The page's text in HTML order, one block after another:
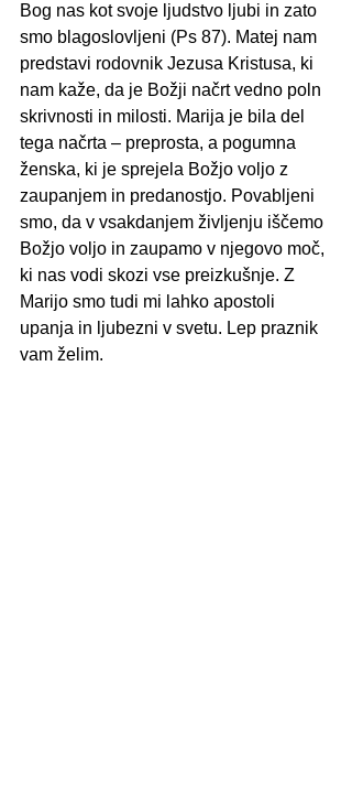
Bog nas kot svoje ljudstvo ljubi in zato
smo blagoslovljeni (Ps 87). Matej nam
predstavi rodovnik Jezusa Kristusa, ki
nam kaže, da je Božji načrt vedno poln
skrivnosti in milosti. Marija je bila del
tega načrta – preprosta, a pogumna
ženska, ki je sprejela Božjo voljo z
zaupanjem in predanostjo. Povabljeni
smo, da v vsakdanjem življenju iščemo
Božjo voljo in zaupamo v njegovo moč,
ki nas vodi skozi vse preizkušnje. Z
Marijo smo tudi mi lahko apostoli
upanja in ljubezni v svetu. Lep praznik
vam želim.